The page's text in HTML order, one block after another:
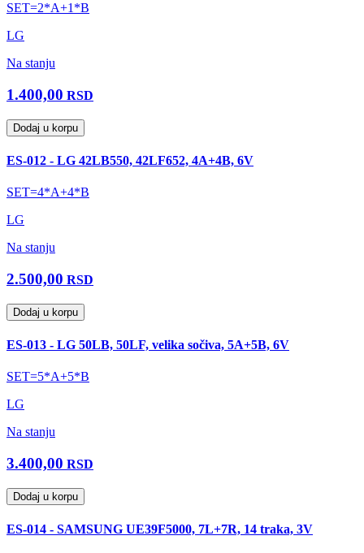
SET=2*A+1*B
LG
Na stanju
1.400,00 RSD
Dodaj u korpu
ES-012 - LG 42LB550, 42LF652, 4A+4B, 6V
SET=4*A+4*B
LG
Na stanju
2.500,00 RSD
Dodaj u korpu
ES-013 - LG 50LB, 50LF, velika sočiva, 5A+5B, 6V
SET=5*A+5*B
LG
Na stanju
3.400,00 RSD
Dodaj u korpu
ES-014 - SAMSUNG UE39F5000, 7L+7R, 14 traka, 3V